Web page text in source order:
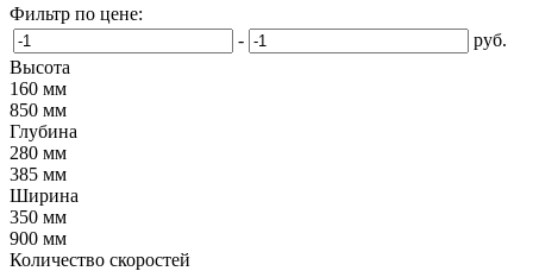
Фильтр по цене:
-
руб.
Высота
160 мм
850 мм
Глубина
280 мм
385 мм
Ширина
350 мм
900 мм
Количество скоростей